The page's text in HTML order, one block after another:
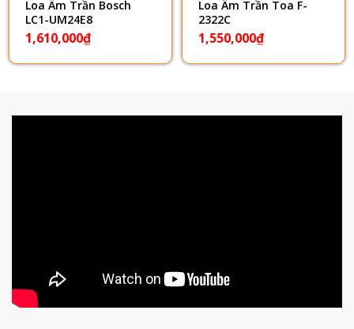
Loa Âm Trần Bosch
LC1-UM24E8
1,610,000₫
Loa Âm Trần Toa F-
2322C
1,550,000₫